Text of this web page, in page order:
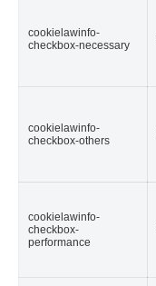
cookielawinfo-
checkbox-necessary
cookielawinfo-
checkbox-others
cookielawinfo-
checkbox-
performance